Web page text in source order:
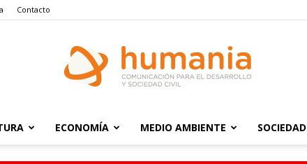
Contacto
ECONOMÍA MEDIO AMBIENTE SOCIEDAD